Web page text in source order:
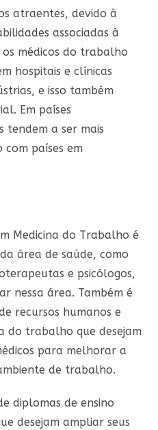
atraentes, devido à
associadas à
os médicos do trabalho
hospitais e clínicas
e isso também
Em países
tendem a ser mais
com países em
Medicina do Trabalho é
área de saúde, como
e psicólogos,
nessa área. Também é
recursos humanos e
do trabalho que desejam
para melhorar a
de trabalho.
diplomas de ensino
desejam ampliar seus